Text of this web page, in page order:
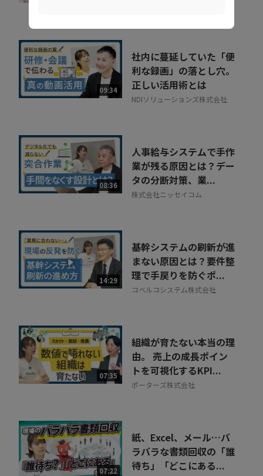
09:34
社内に蔓延していた「便
利な録画」の落とし穴。
正しい活用術とは
NDIソリューションズ株式会社
08:36
人事給与システムで手作
業が残る原因とは？デー
タの分断対策、業...
株式会社ニッセイコム
14:29
基幹システムの刷新が進
まない原因とは？要件整
理で手戻りを防ぐポ...
コベルコシステム株式会社
07:35
組織が育たない本当の理
由。 売上の成長ポイン
トを可視化するKPI...
ポーターズ株式会社
07:22
紙、Excel、メール…バ
ラバラな書類回収の「誰
待ち」「どこにある...